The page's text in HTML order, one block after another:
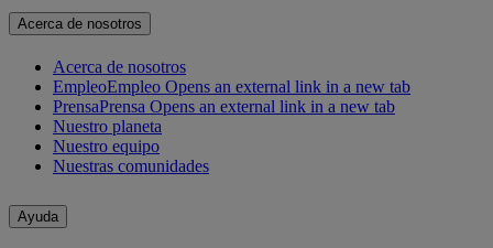
Acerca de nosotros
Acerca de nosotros
EmpleoEmpleo Opens an external link in a new tab
PrensaPrensa Opens an external link in a new tab
Nuestro planeta
Nuestro equipo
Nuestras comunidades
Ayuda